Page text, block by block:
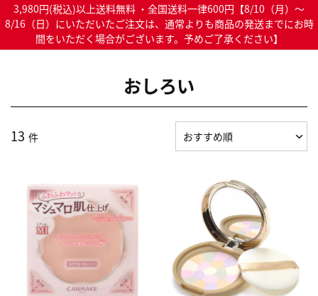
3,980円(税込)以上送料無料 ・全国送料一律600円【8/10（月）～
8/16（日）にいただいたご注文は、通常よりも商品の発送までにお時
間をいただく場合がございます。予めご了承ください】
おしろい
13 件